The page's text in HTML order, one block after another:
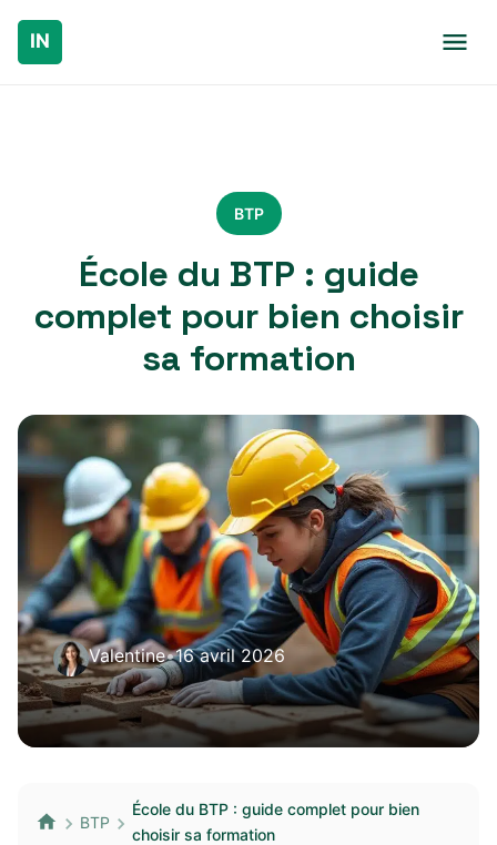
BTP
École du BTP : guide
complet pour bien choisir
sa formation
Valentine•16 avril 2026
BTP
École du BTP : guide complet pour bien
choisir sa formation